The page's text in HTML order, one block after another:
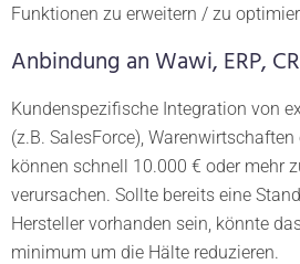
Funktionen zu erweitern / zu
Anbindung an Wawi, ERP,
Kundenspezifische Integration von
(z.B. SalesForce), Warenwirtschaften
können schnell 10.000 € oder mehr
verursachen. Sollte bereits eine
Hersteller vorhanden sein, könnte
minimum um die Hälte reduzieren.